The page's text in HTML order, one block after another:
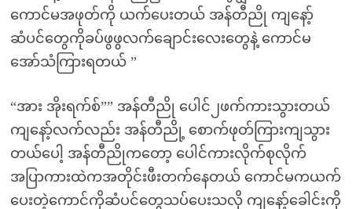
ကောင်မအဖုတ်ကို ယက်ပေးတယ် အန်တီညို ကျနော့်
ဆံပင်တွေကိုခပ်ဖွဖွလက်ချောင်းလေးတွေနဲ့ ကောင်မ
အော်သံကြားရတယ် ”
“အား အိုးရက်စ်”” အန်တီညို ပေါင်၂ဖက်ကားသွားတယ်
ကျနော့်လက်လည်း အန်တီညို့ စောက်ဖုတ်ကြားကျသွား
တယ်ပေါ့ အန်တီညိုကတော့ ပေါင်ကားလိုက်စုလိုက်
အပြာကားထဲကအတိုင်းဖီးတက်နေတယ် ကောင်မကယက်
ပေးတဲ့ကောင်ကိုဆံပင်တွေသပ်ပေးသလို ကျနော့်ခေါင်းကို